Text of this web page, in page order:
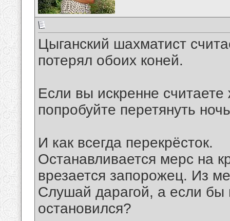
Цыганский шахматист
потерял обоих коней.
Если вы искренне
попробуйте перетянуть
И как всегда перекрёсток.
Останавливается мерс на
врезается запорожец. Из
Слушай дарагой, а если бы
остановился?